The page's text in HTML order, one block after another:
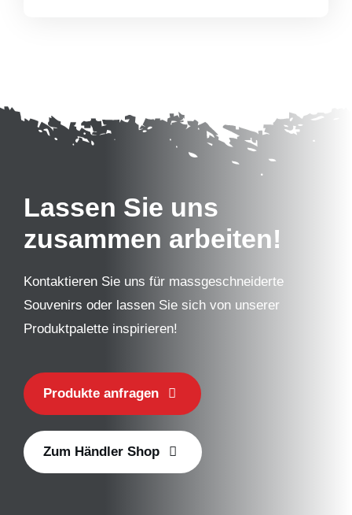
Lassen Sie uns
zusammen arbeiten!
Kontaktieren Sie uns für massgeschneiderte
Souvenirs oder lassen Sie sich von unserer
Produktpalette inspirieren!
Produkte anfragen
Zum Händler Shop